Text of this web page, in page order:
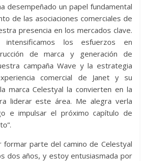
desempeñado un papel fundamental
de las asociaciones comerciales de
presencia en los mercados clave.
los esfuerzos en
de marca y generación de
campaña Wave y la estrategia
comercial de Janet y su
marca Celestyal la convierten en la
liderar este área. Me alegra verla
e impulsar el próximo capítulo de
formar parte del camino de Celestyal
dos años, y estoy entusiasmada por